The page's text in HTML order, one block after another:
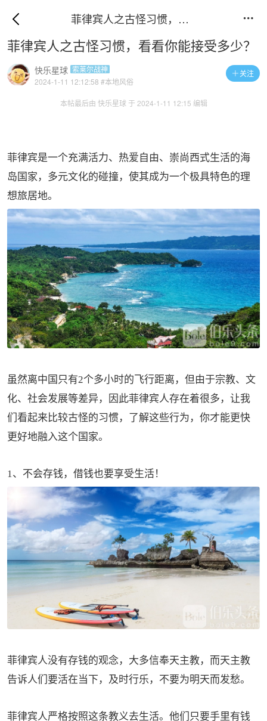
菲律宾人之古怪习惯，看看你能接受多少？ 
菲律宾人之古怪习惯，看看你能接受多少？
关注
快乐星球 索莱尔战神
2024-1-11 12:12:58 #本地风俗
本帖最后由 快乐星球 于 2024-1-11 12:15 编辑
菲律宾是一个充满活力、热爱自由、崇尚西式生活的海
岛国家，多元文化的碰撞，使其成为一个极具特色的理
想旅居地。
虽然离中国只有2个多小时的飞行距离，但由于宗教、文
化、社会发展等差异，因此菲律宾人存在着很多，让我
们看起来比较古怪的习惯，了解这些行为，你才能更快
更好地融入这个国家。
1、不会存钱，借钱也要享受生活！
菲律宾人没有存钱的观念，大多信奉天主教，而天主教
告诉人们要活在当下，及时行乐，不要为明天而发愁。
菲律宾人严格按照这条教义去生活。他们只要手里有钱